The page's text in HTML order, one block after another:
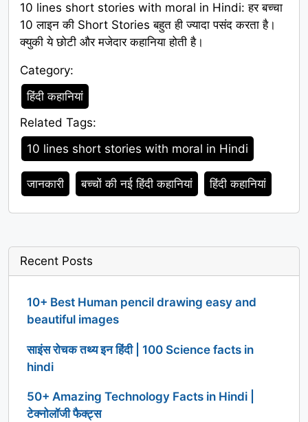
10 lines short stories with moral in Hindi: हर बच्चा
10 लाइन की Short Stories बहुत ही ज्यादा पसंद करता है।
क्युकी ये छोटी और मजेदार कहानिया होती है।
Category:
Category
हिंदी कहानियां
Related Tags:
Tags
10 lines short stories with moral in Hindi
जानकारी बच्चों की नई हिंदी कहानियां हिंदी कहानियां
Recent Posts
10+ Best Human pencil drawing easy and
beautiful images
साइंस रोचक तथ्य इन हिंदी | 100 Science facts in
hindi
50+ Amazing Technology Facts in Hindi |
टेक्नोलॉजी फैक्ट्स